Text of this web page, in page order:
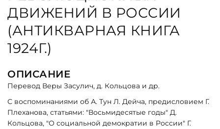
ДВИЖЕНИЙ В РОССИИ
(АНТИКВАРНАЯ КНИГА
1924Г.)
ОПИСАНИЕ
Перевод Веры Засулич, д. Кольцова и др.
С воспоминаниями об А. Тун Л. Дейча, предисловием Г.
Плеханова, статьями: "Восьмидесятые годы" Д.
Кольцова, "О социальной демократии в России" Г.